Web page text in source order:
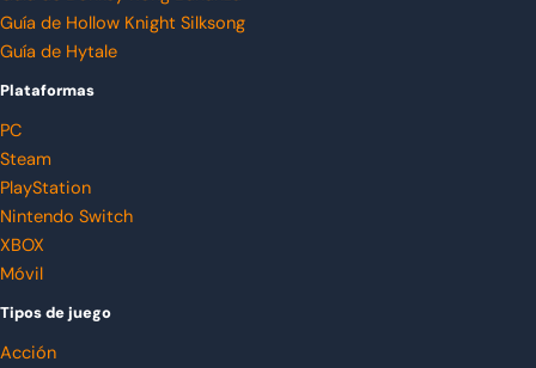
Guía de Hollow Knight Silksong
Guía de Hytale
Plataformas
PC
Steam
PlayStation
Nintendo Switch
XBOX
Móvil
Tipos de juego
Acción